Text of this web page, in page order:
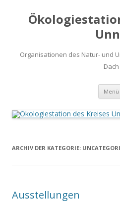
Organisationen des Natur- und
Dach
Menü
ARCHIV DER KATEGORIE:
Ausstellungen